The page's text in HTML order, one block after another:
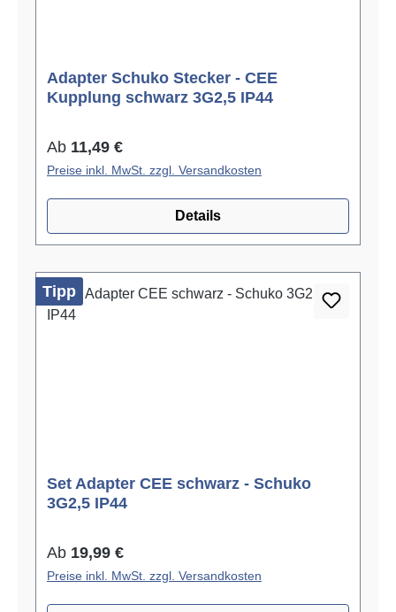
Adapter Schuko Stecker - CEE
Kupplung schwarz 3G2,5 IP44
Regulärer Preis:
Ab 11,49 €
Preise inkl. MwSt. zzgl. Versandkosten
Details
Tipp
Set Adapter CEE schwarz - Schuko
3G2,5 IP44
Regulärer Preis:
Ab 19,99 €
Preise inkl. MwSt. zzgl. Versandkosten